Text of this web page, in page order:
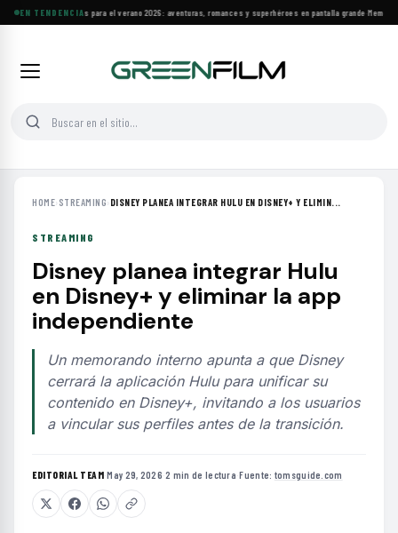
EN TENDENCIA
Estrenos y clásicos para el verano 2026: aventuras, romances y superhéroes en pantalla grande·Memoria
HOME› STREAMING› DISNEY PLANEA INTEGRAR HULU EN DISNEY+ Y ELIMIN...
STREAMING
Disney planea integrar Hulu
en Disney+ y eliminar la app
independiente
Un memorando interno apunta a que Disney
cerrará la aplicación Hulu para unificar su
contenido en Disney+, invitando a los usuarios
a vincular sus perfiles antes de la transición.
EDITORIAL TEAM·May 29, 2026·2 min de lectura·Fuente: tomsguide.com